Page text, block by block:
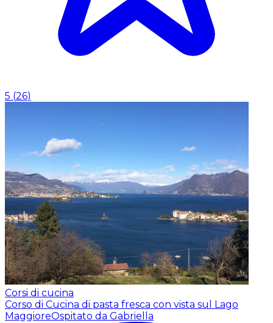
5 (26)
Corsi di cucina
Corso di Cucina di pasta fresca con vista sul Lago
MaggioreOspitato da Gabriella